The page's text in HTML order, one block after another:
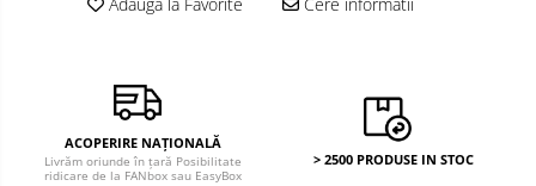
ACOPERIRE NAȚIONALĂ
Livrăm oriunde în țară Posibilitate
ridicare de la FANbox sau EasyBox
> 2500 PRODUSE IN STOC